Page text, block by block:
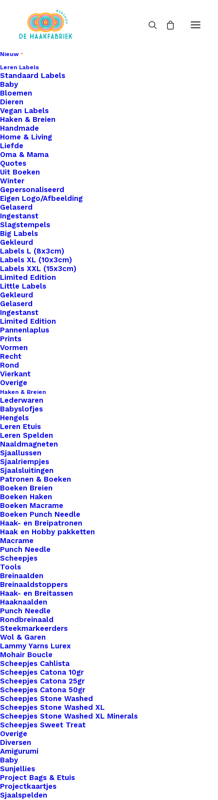
Nieuw
Leren Labels
Standaard Labels
Baby
Bloemen
Dieren
Vegan Labels
Haken & Breien
Handmade
Home & Living
Liefde
Oma & Mama
Quotes
Uit Boeken
Winter
Gepersonaliseerd
Eigen Logo/Afbeelding
Gelaserd
Ingestanst
Slagstempels
Big Labels
Gekleurd
Labels L (8x3cm)
Labels XL (10x3cm)
Labels XXL (15x3cm)
Limited Edition
Little Labels
Gekleurd
Gelaserd
Ingestanst
Limited Edition
Pannenlaplus
Prints
Vormen
Recht
Rond
Vierkant
Overige
Haken & Breien
Lederwaren
Babyslofjes
Hengels
Leren Etuis
Leren Spelden
Naaldmagneten
Sjaallussen
Sjaalriempjes
Sjaalsluitingen
Patronen & Boeken
Boeken Breien
Boeken Haken
Boeken Macrame
Boeken Punch Needle
Haak- en Breipatronen
Haak en Hobby pakketten
Macrame
Punch Needle
Scheepjes
Tools
Breinaalden
Breinaaldstoppers
Haak- en Breitassen
Haaknaalden
Punch Needle
Rondbreinaald
Steekmarkeerders
Wol & Garen
Lammy Yarns Lurex
Mohair Boucle
Scheepjes Cahlista
Scheepjes Catona 10gr
Scheepjes Catona 25gr
Scheepjes Catona 50gr
Scheepjes Stone Washed
Scheepjes Stone Washed XL
Scheepjes Stone Washed XL Minerals
Scheepjes Sweet Treat
Overige
Diversen
Amigurumi
Baby
Sunjellies
Project Bags & Etuis
Projectkaartjes
Sjaalspelden
Home Hobby Brochespeldjes Rond 20mm Zilver
Brochespeldjes Rond
20mm Zilver
€
Brochespeldjes om je eigen gehaakte of
gebreide broche te maken.
29 op voorraad
Brochespeldjes
Rond
20mm
Zilver
aantal
Toevoegen aan verlanglijst
Artikelnummer
Categorie
Hobby
Veilig betalen
Unieke en kwaliteitsproducten
Overzicht
Nog meer leuks!